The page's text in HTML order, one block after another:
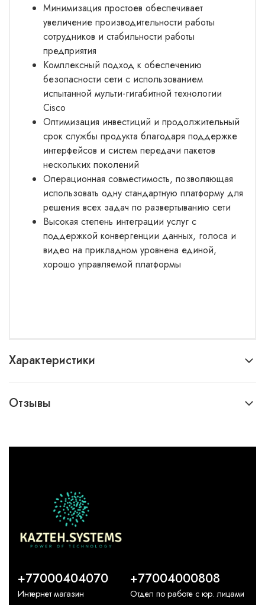
Минимизация простоев обеспечивает
увеличение производительности работы
сотрудников и стабильности работы
предприятия
Комплексный подход к обеспечению
безопасности сети с использованием
испытанной мульти-гигабитной технологии
Cisco
Оптимизация инвестиций и продолжительный
срок службы продукта благодаря поддержке
интерфейсов и систем передачи пакетов
нескольких поколений
Операционная совместимость, позволяющая
использовать одну стандартную платформу для
решения всех задач по развертыванию сети
Высокая степень интеграции услуг с
поддержкой конвергенции данных, голоса и
видео на прикладном уровнена единой,
хорошо управляемой платформы
Характеристики
Отзывы
+77000404070
Интернет магазин
+77004000808
Отдел по работе с юр. лицами